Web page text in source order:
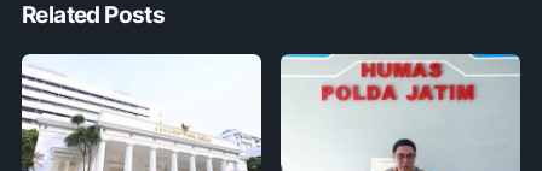
Related Posts